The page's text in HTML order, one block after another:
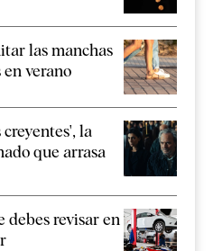
las manchas
en verano
la
que arrasa
debes revisar en